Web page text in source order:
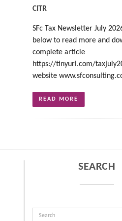
CITR
SFc Tax Newsletter July
below to read more and
complete article
https://tinyurl.com/
website
READ MORE
SEARCH